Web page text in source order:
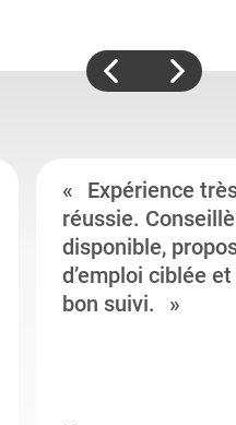
Expérience
réussie.
disponible,
d’emploi ciblée
bon suivi.